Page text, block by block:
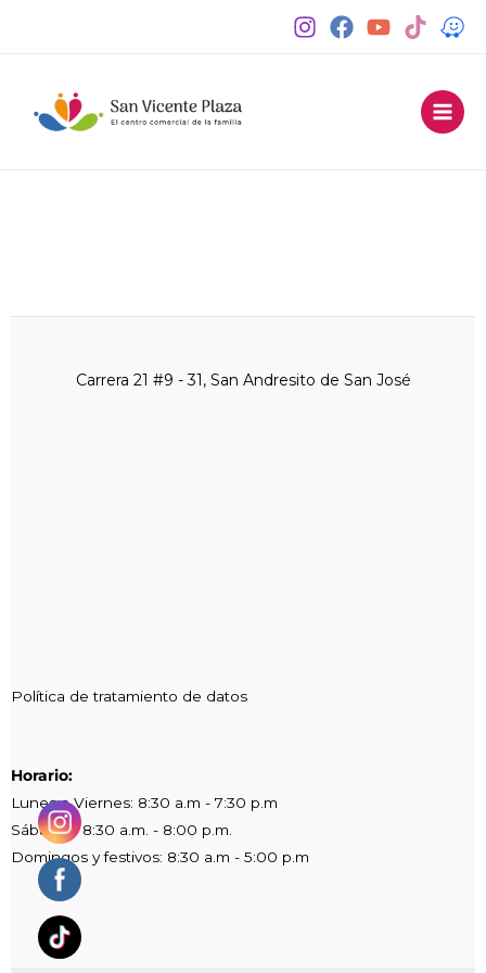
Carrera 21 #9 - 31, San Andresito de San José
Política de tratamiento de datos
Horario:
Lunes a Viernes: 8:30 a.m - 7:30 p.m
Sábados: 8:30 a.m. - 8:00 p.m.
Domingos y festivos: 8:30 a.m - 5:00 p.m